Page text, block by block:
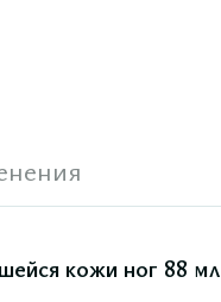
кожи ног 88 мл